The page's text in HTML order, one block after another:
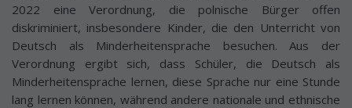
2022 eine Verordnung, die polnische Bürger offen
diskriminiert, insbesondere Kinder, die den Unterricht von
Deutsch als Minderheitensprache besuchen. Aus der
Verordnung ergibt sich, dass Schüler, die Deutsch als
Minderheitensprache lernen, diese Sprache nur eine Stunde
lang lernen können, während andere nationale und ethnische